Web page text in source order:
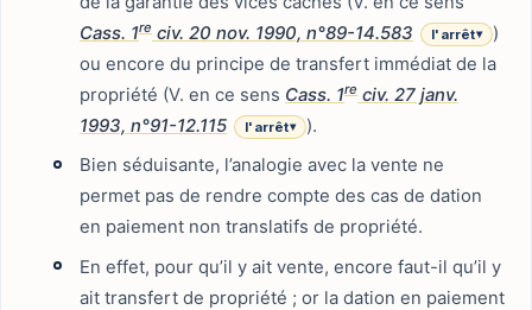
Cass. 1re civ. 20 nov. 1990, n°89-14.583 l'arrêt▾
)
ou encore du principe de transfert immédiat de la
propriété (V. en ce sens Cass. 1re civ. 27 janv.
1993, n°91-12.115
l'arrêt▾
).
Bien séduisante, l’analogie avec la vente ne
permet pas de rendre compte des cas de dation
en paiement non translatifs de propriété.
En effet, pour qu’il y ait vente, encore faut-il qu’il y
ait transfert de propriété ; or la dation en paiement